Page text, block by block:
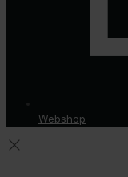
Webshop